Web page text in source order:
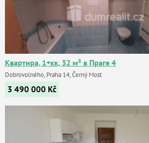
Квартира, 1+кк, 32 м² в Праге 4
Dobrovolného, Praha 14, Černý Most
3 490 000 Kč